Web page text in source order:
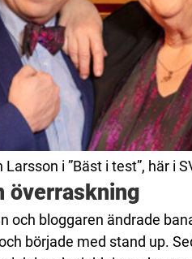
i ”Bäst i test”, här i
överraskning
och bloggaren ändrade
började med stand up.